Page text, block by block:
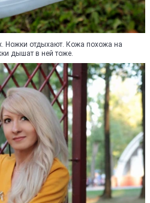
Ножки отдыхают. Кожа похожа на
дышат в ней тоже.